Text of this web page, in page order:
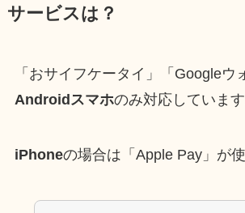
サービスは？
「おサイフケータイ」「Googleウ
Androidスマホのみ対応しています
iPhoneの場合は「Apple Pay」が使